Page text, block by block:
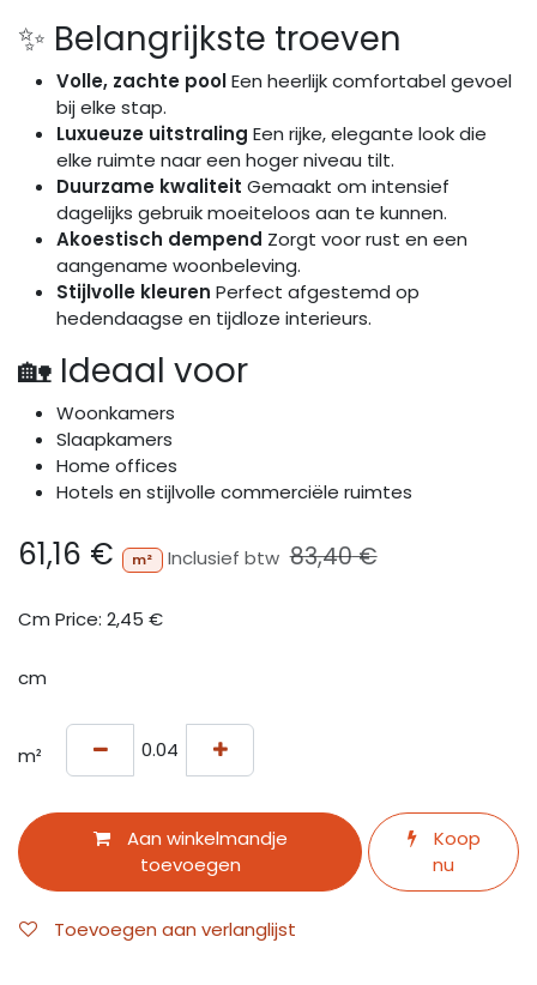
✨ Belangrijkste troeven
Volle, zachte poolEen heerlijk comfortabel gevoel
bij elke stap.
Luxueuze uitstraling Een rijke, elegante look die
elke ruimte naar een hoger niveau tilt.
Duurzame kwaliteit Gemaakt om intensief
dagelijks gebruik moeiteloos aan te kunnen.
Akoestisch dempend Zorgt voor rust en een
aangename woonbeleving.
Stijlvolle kleuren Perfect afgestemd op
hedendaagse en tijdloze interieurs.
🏡 Ideaal voor
Woonkamers
Slaapkamers
Home offices
Hotels en stijlvolle commerciële ruimtes
61,16 € m² Inclusief btw 83,40€
Cm Price: 2,45 €
cm
m²
Aan winkelmandje
toevoegen
Koop
nu
Toevoegen aan verlanglijst